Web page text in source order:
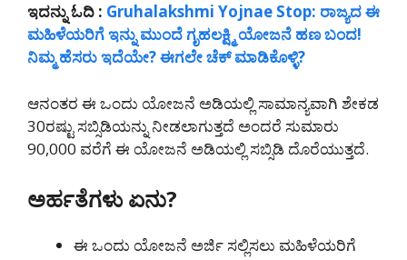
ಇದನ್ನು ಓದಿ : Gruhalakshmi Yojnae Stop: ರಾಜ್ಯದ ಈ
ಮಹಿಳೆಯರಿಗೆ ಇನ್ನು ಮುಂದೆ ಗೃಹಲಕ್ಷ್ಮಿ ಯೋಜನೆ ಹಣ ಬಂದ!
ನಿಮ್ಮ ಹೆಸರು ಇದೆಯೇ? ಈಗಲೇ ಚೆಕ್ ಮಾಡಿಕೊಳ್ಳಿ?
ಆನಂತರ ಈ ಒಂದು ಯೋಜನೆ ಅಡಿಯಲ್ಲಿ ಸಾಮಾನ್ಯವಾಗಿ ಶೇಕಡ
30ರಷ್ಟು ಸಬ್ಸಿಡಿಯನ್ನು ನೀಡಲಾಗುತ್ತದೆ ಅಂದರೆ ಸುಮಾರು
90,000 ವರೆಗೆ ಈ ಯೋಜನೆ ಅಡಿಯಲ್ಲಿ ಸಬ್ಸಿಡಿ ದೊರೆಯುತ್ತದೆ.
ಅರ್ಹತೆಗಳು ಏನು?
ಈ ಒಂದು ಯೋಜನೆ ಅರ್ಜಿ ಸಲ್ಲಿಸಲು ಮಹಿಳೆಯರಿಗೆ